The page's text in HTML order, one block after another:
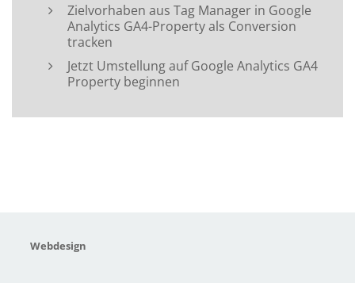
Zielvorhaben aus Tag Manager in Google
Analytics GA4-Property als Conversion
tracken
Jetzt Umstellung auf Google Analytics GA4
Property beginnen
Webdesign